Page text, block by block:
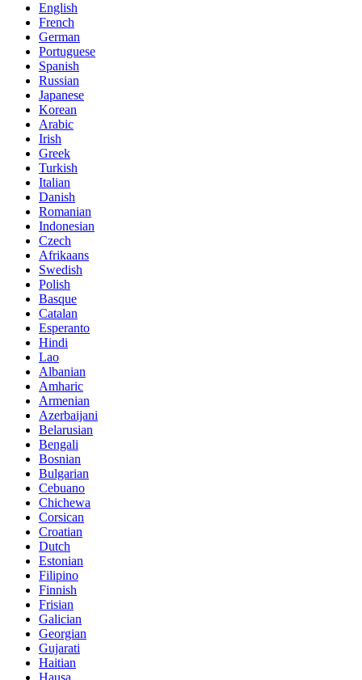
English
French
German
Portuguese
Spanish
Russian
Japanese
Korean
Arabic
Irish
Greek
Turkish
Italian
Danish
Romanian
Indonesian
Czech
Afrikaans
Swedish
Polish
Basque
Catalan
Esperanto
Hindi
Lao
Albanian
Amharic
Armenian
Azerbaijani
Belarusian
Bengali
Bosnian
Bulgarian
Cebuano
Chichewa
Corsican
Croatian
Dutch
Estonian
Filipino
Finnish
Frisian
Galician
Georgian
Gujarati
Haitian